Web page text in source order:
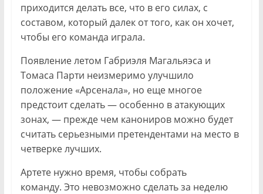
приходится делать все, что в его силах, с
составом, который далек от того, как он хочет,
чтобы его команда играла.
Появление летом Габриэля Магальяэса и
Томаса Парти неизмеримо улучшило
положение «Арсенала», но еще многое
предстоит сделать — особенно в атакующих
зонах, — прежде чем канониров можно будет
считать серьезными претендентами на место в
четверке лучших.
Артете нужно время, чтобы собрать
команду. Это невозможно сделать за неделю